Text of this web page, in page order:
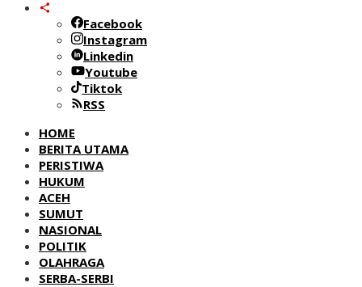
Facebook
Instagram
Linkedin
Youtube
Tiktok
RSS
HOME
BERITA UTAMA
PERISTIWA
HUKUM
ACEH
SUMUT
NASIONAL
POLITIK
OLAHRAGA
SERBA-SERBI